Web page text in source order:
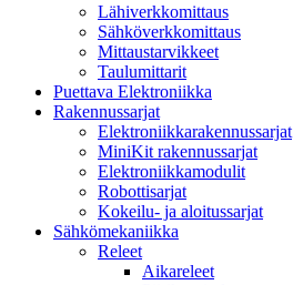
Lähiverkkomittaus
Sähköverkkomittaus
Mittaustarvikkeet
Taulumittarit
Puettava Elektroniikka
Rakennussarjat
Elektroniikkarakennussarjat
MiniKit rakennussarjat
Elektroniikkamodulit
Robottisarjat
Kokeilu- ja aloitussarjat
Sähkömekaniikka
Releet
Aikareleet